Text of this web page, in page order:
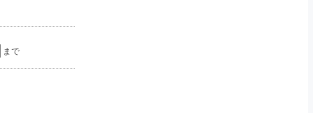
まで